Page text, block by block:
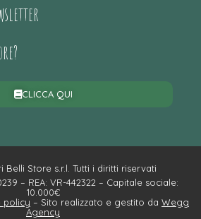
CLICCA QUI
Belli Store s.r.l. Tutti i diritti riservati
– REA: VR-442322 – Capitale sociale:
10.000€
policy – Sito realizzato e gestito da Wegg
Agency